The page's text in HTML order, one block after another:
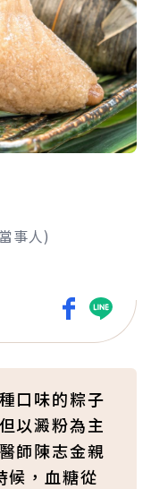
事人)
口味的粽子
以澱粉為主
師陳志金親
候，血糖從